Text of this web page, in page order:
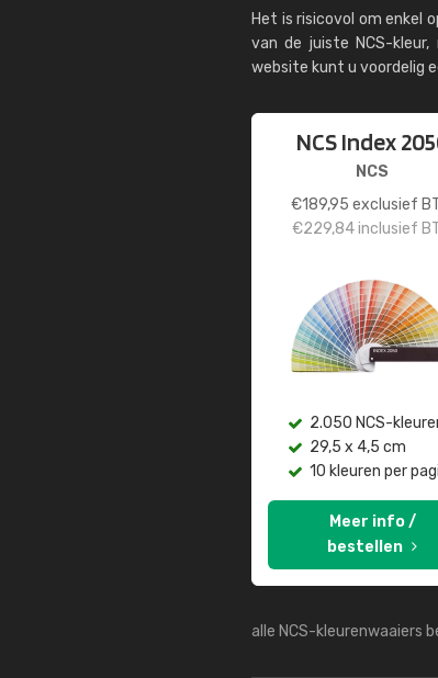
Het is risicovol om enkel
van de juiste NCS-
website kunt u voordelig
NCS Index
NCS
€189,95 exclusief
€229,84inclusief
2.050 NCS-
29,5 x 4,5 cm
10 kleuren per
Meer info /
bestellen
alle NCS-kleurenwaaiers